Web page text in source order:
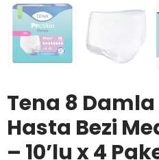
Tena 8
Hasta Bezi
– 10’lu x 4